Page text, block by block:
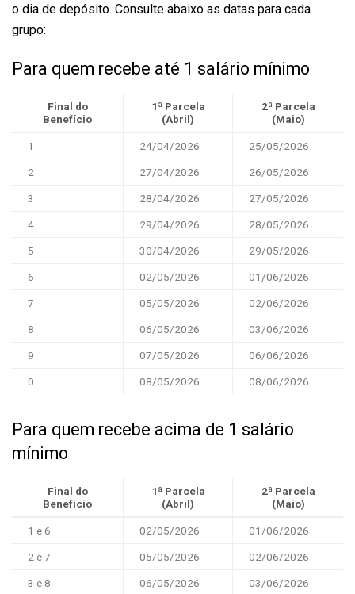
o dia de depósito. Consulte abaixo as datas para cada
grupo:
Para quem recebe até 1 salário mínimo
Final do
Benefício
1ª Parcela
(Abril)
2ª Parcela
(Maio)
1 24/04/2026 25/05/2026
2 27/04/2026 26/05/2026
3 28/04/2026 27/05/2026
4 29/04/2026 28/05/2026
5 30/04/2026 29/05/2026
6 02/05/2026 01/06/2026
7 05/05/2026 02/06/2026
8 06/05/2026 03/06/2026
9 07/05/2026 06/06/2026
0 08/05/2026 08/06/2026
Para quem recebe acima de 1 salário
mínimo
Final do
Benefício
1ª Parcela
(Abril)
2ª Parcela
(Maio)
1 e 6 02/05/2026 01/06/2026
2 e 7 05/05/2026 02/06/2026
3 e 8 06/05/2026 03/06/2026